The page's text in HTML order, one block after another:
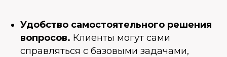
Удобство самостоятельного решения
вопросов. Клиенты могут сами
справляться с базовыми задачами,